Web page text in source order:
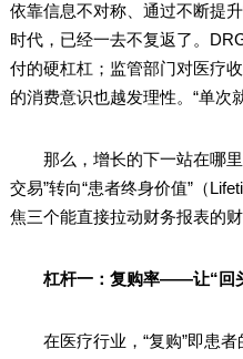
依靠信息不对称、通过不断提
时代，已经一去不复返了。
付的硬杠杠；监管部门对医疗
的消费意识也越发理性。“单次
那么，增长的下一站在哪里
交易”转向“患者终身价值”（
焦三个能直接拉动财务报表的财
杠杆一：复购率——让“回
在医疗行业，“复购”即患者